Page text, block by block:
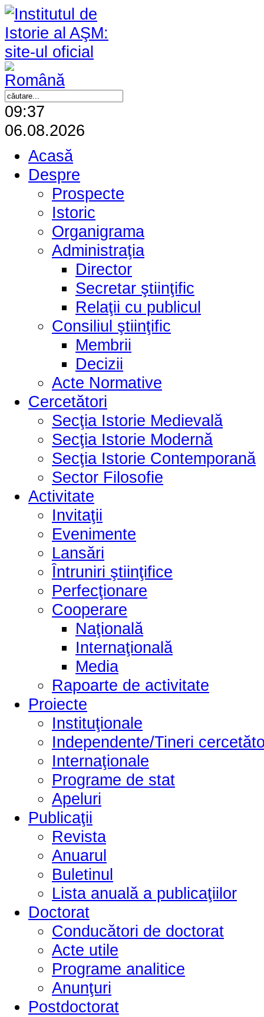
09:37
06.08.2026
Acasă
Despre
Prospecte
Istoric
Organigrama
Administraţia
Director
Secretar ştiinţific
Relaţii cu publicul
Consiliul ştiinţific
Membrii
Decizii
Acte Normative
Cercetători
Secţia Istorie Medievală
Secţia Istorie Modernă
Secţia Istorie Contemporană
Sector Filosofie
Activitate
Invitaţii
Evenimente
Lansări
Întruniri ştiinţifice
Perfecţionare
Cooperare
Naţională
Internaţională
Media
Rapoarte de activitate
Proiecte
Instituţionale
Independente/Tineri
Internaţionale
Programe de stat
Apeluri
Publicaţii
Revista
Anuarul
Buletinul
Lista anuală a publicaţiilor
Doctorat
Conducători de doctorat
Acte utile
Programe analitice
Anunţuri
Postdoctorat